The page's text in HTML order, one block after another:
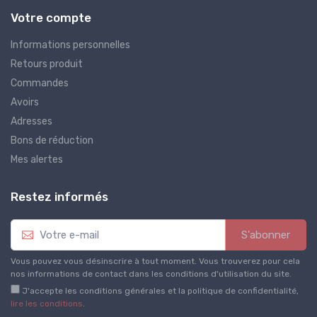
Votre compte
Informations personnelles
Retours produit
Commandes
Avoirs
Adresses
Bons de réduction
Mes alertes
Restez informés
S'abonner
Vous pouvez vous désinscrire à tout moment. Vous trouverez pour cela
nos informations de contact dans les conditions d'utilisation du site.
J'accepte les conditions générales et la politique de confidentialité,
lire les conditions.